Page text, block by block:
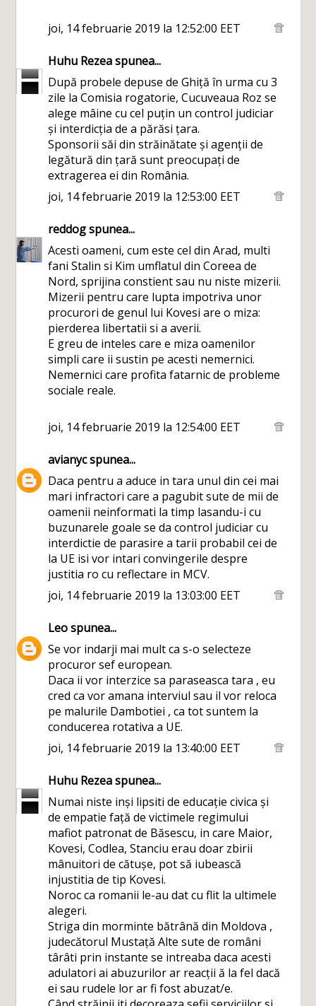
joi, 14 februarie 2019 la 12:52:00 EET
Huhu Rezeaspunea...
După probele depuse de Ghiță în urma cu 3
zile la Comisia rogatorie, Cucuveaua Roz se
alege mâine cu cel puțin un control judiciar
și interdicția de a părăsi țara.
Sponsorii săi din străinătate și agenții de
legătură din țară sunt preocupați de
extragerea ei din România.
joi, 14 februarie 2019 la 12:53:00 EET
reddogspunea...
Acesti oameni, cum este cel din Arad, multi
fani Stalin si Kim umflatul din Coreea de
Nord, sprijina constient sau nu niste mizerii.
Mizerii pentru care lupta impotriva unor
procurori de genul lui Kovesi are o miza:
pierderea libertatii si a averii.
E greu de inteles care e miza oamenilor
simpli care ii sustin pe acesti nemernici.
Nemernici care profita fatarnic de probleme
sociale reale.
joi, 14 februarie 2019 la 12:54:00 EET
avianycspunea...
Daca pentru a aduce in tara unul din cei mai
mari infractori care a pagubit sute de mii de
oamenii neinformati la timp lasandu-i cu
buzunarele goale se da control judiciar cu
interdictie de parasire a tarii probabil cei de
la UE isi vor intari convingerile despre
justitia ro cu reflectare in MCV.
joi, 14 februarie 2019 la 13:03:00 EET
Leospunea...
Se vor indarji mai mult ca s-o selecteze
procuror sef european.
Daca ii vor interzice sa paraseasca tara , eu
cred ca vor amana interviul sau il vor reloca
pe malurile Dambotiei , ca tot suntem la
conducerea rotativa a UE.
joi, 14 februarie 2019 la 13:40:00 EET
Huhu Rezeaspunea...
Numai niste inși lipsiti de educație civica și
de empatie față de victimele regimului
mafiot patronat de Băsescu, in care Maior,
Kovesi, Codlea, Stanciu erau doar zbirii
mânuitori de cătușe, pot să iubească
injustitia de tip Kovesi.
Noroc ca romanii le-au dat cu flit la ultimele
alegeri.
Striga din morminte bătrână din Moldova ,
judecătorul Mustață Alte sute de români
târâti prin instante se intreaba daca acesti
adulatori ai abuzurilor ar reacții ă la fel dacă
ei sau rudele lor ar fi fost abuzat/e.